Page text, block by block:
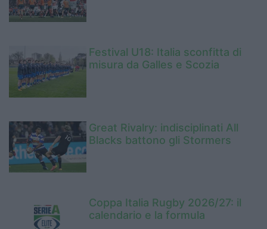
Festival U18: Italia sconfitta di
misura da Galles e Scozia
Great Rivalry: indisciplinati All
Blacks battono gli Stormers
Coppa Italia Rugby 2026/27: il
calendario e la formula